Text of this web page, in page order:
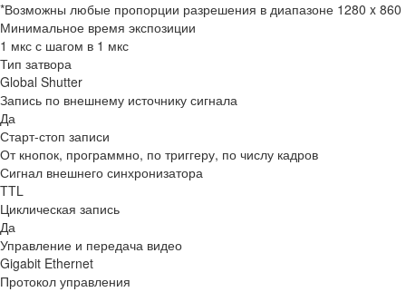
*Возможны любые пропорции разрешения в диапазоне 1280 x 860
Минимальное время экспозиции
1 мкс с шагом в 1 мкс
Тип затвора
Global Shutter
Запись по внешнему источнику сигнала
Да
Старт-стоп записи
От кнопок, программно, по триггеру, по числу кадров
Сигнал внешнего синхронизатора
TTL
Циклическая запись
Да
Управление и передача видео
Gigabit Ethernet
Протокол управления